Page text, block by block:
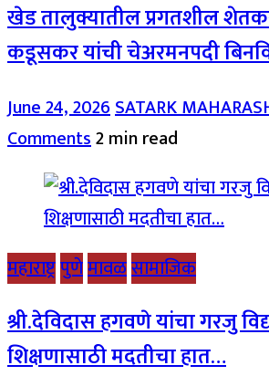
खेड तालुक्यातील प्रगतशील
कडूसकर यांची चेअरमनपदी
June 24, 2026SATARK
Comments2 min read
महाराष्ट्रपुणेमावळसामाजिक
श्री.देविदास हगवणे यांचा गरजु
शिक्षणासाठी मदतीचा हात…